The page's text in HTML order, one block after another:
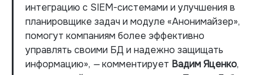
интеграцию с SIEM-системами и улучшения в
планировщике задач и модуле «Анонимайзер»,
помогут компаниям более эффективно
управлять своими БД и надежно защищать
информацию», —комментирует Вадим Яценко,